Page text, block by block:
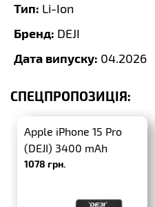
Тип: Li-Ion
Бренд: DEJI
Дата випуску: 04.2026
СПЕЦПРОПОЗИЦІЯ:
Apple iPhone 15 Pro
(DEJI) 3400 mAh
1078 грн.